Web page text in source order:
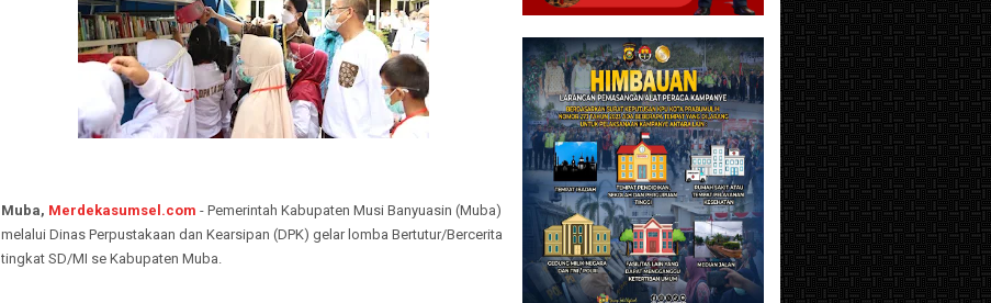
Muba, Merdekasumsel.com - Pemerintah Kabupaten Musi Banyuasin (Muba)
melalui Dinas Perpustakaan dan Kearsipan (DPK) gelar lomba Bertutur/Bercerita
tingkat SD/MI se Kabupaten Muba.